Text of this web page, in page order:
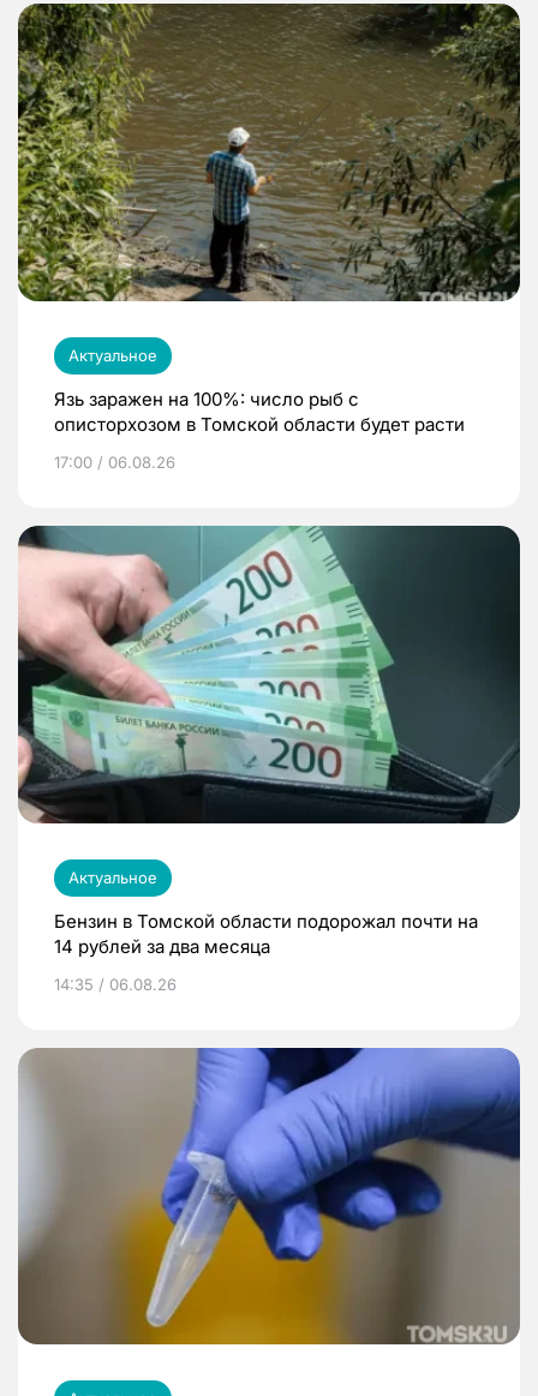
Актуальное
Язь заражен на 100%: число рыб с
описторхозом в Томской области будет расти
17:00 / 06.08.26
Актуальное
Бензин в Томской области подорожал почти на
14 рублей за два месяца
14:35 / 06.08.26